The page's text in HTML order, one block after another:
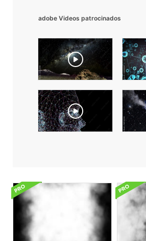
adobe Videos patrocinados